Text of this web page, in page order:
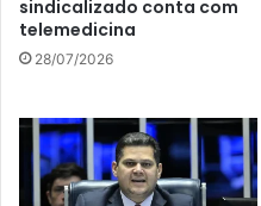
sindicalizado conta com
telemedicina
28/07/2026